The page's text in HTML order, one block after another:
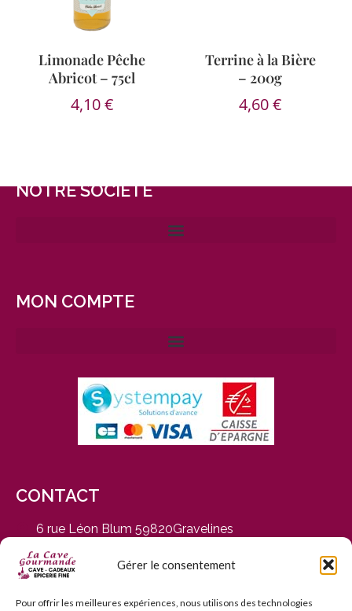
Gérer le consentement
Pour offrir les meilleures expériences, nous utilisons des technologies
Limonade Pêche
Abricot – 75cl
4,10€
Terrine à la Bière
– 200g
4,60€
NOTRE SOCIÉTÉ
MON COMPTE
CONTACT
6 rue Léon Blum 59820Gravelines
du Mardi au Samedi, de 9h30 à 12h30 et de 14h30 à
19h
03 28 65 01 92
contact@cavegourmande.fr